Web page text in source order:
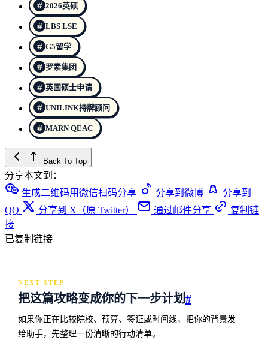
2026英硕
LBS LSE
G5留学
罗素集团
英国硕士申请
UNILINK持牌顾问
MARN QEAC
Back To Top
分享本文到：
生成二维码用微信扫码分享
分享到微博
分享到
QQ
分享到 X（原 Twitter） 通过邮件分享
复制链
接
已复制链接
NEXT STEP
把这篇攻略变成你的下一步计划#
如果你正在比较院校、预算、签证或时间线，把你的背景发
给助手，先整理一份清晰的行动清单。